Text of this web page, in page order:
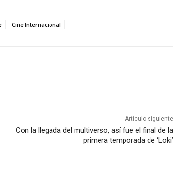
Cine Internacional
Artículo siguiente
Con la llegada del multiverso, así fue el final de la
primera temporada de ‘Loki’